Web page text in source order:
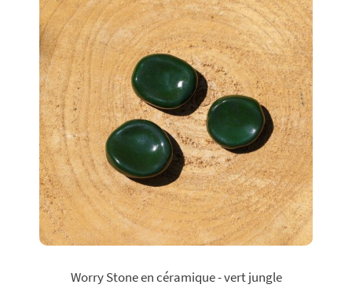
Worry Stone en céramique - vert jungle